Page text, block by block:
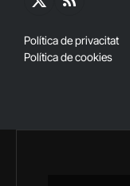
X
RSS
Política de privacitat
Política de cookies